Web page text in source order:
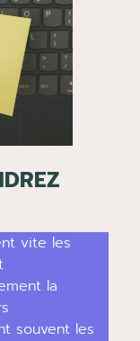
vite les
la
souvent les